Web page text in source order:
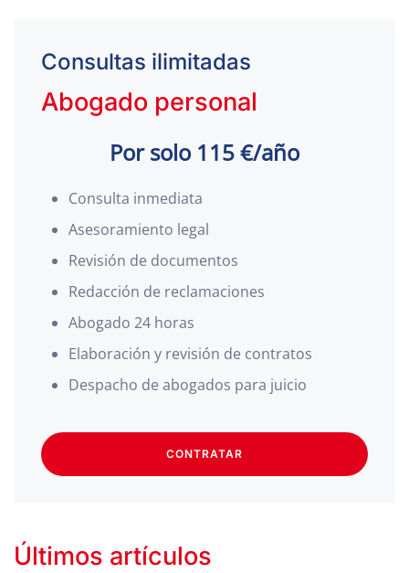
Consultas ilimitadas
Abogado personal
Por solo 115 €/año
Consulta inmediata
Asesoramiento legal
Revisión de documentos
Redacción de reclamaciones
Abogado 24 horas
Elaboración y revisión de contratos
Despacho de abogados para juicio
CONTRATAR
Últimos artículos